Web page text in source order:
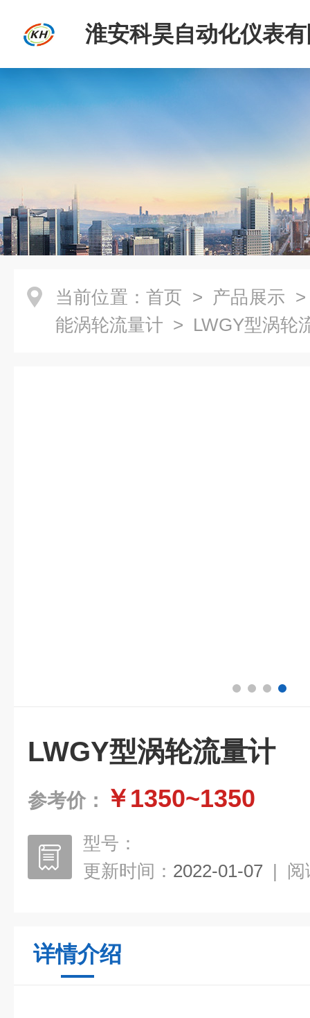
淮安科昊自动化仪表
当前位置： 首页 > 产品展示
能涡轮流量计 > LWGY型涡轮
LWGY型涡轮流量计
参考价： ￥1350~1350
型号：
更新时间： 2022-01-07 | 阅
详情介绍